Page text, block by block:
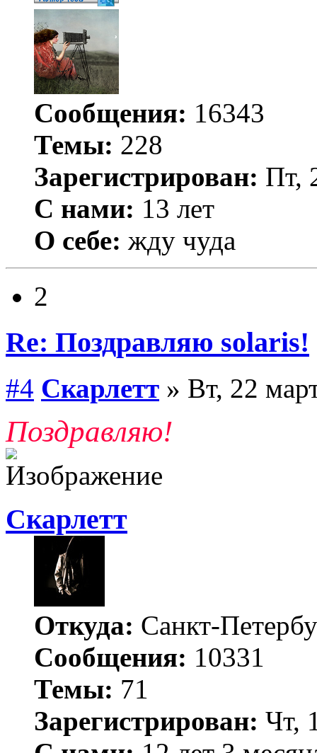
Сообщения: 16343
Темы: 228
Зарегистрирован: Пт,
С нами: 13 лет
О себе: жду чуда
2
Re: Поздравляю solaris!
#4 Скарлетт » Вт, 22
Поздравляю!
Скарлетт
Откуда: Санкт-
Сообщения: 10331
Темы: 71
Зарегистрирован: Чт,